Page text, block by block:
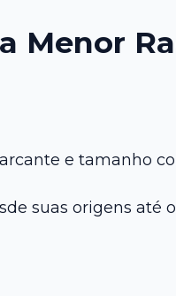
Menor
e tamanho
suas origens até